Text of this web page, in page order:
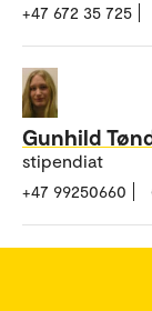
+47 672 35 725
Gunhild
stipendiat
+47 99250660